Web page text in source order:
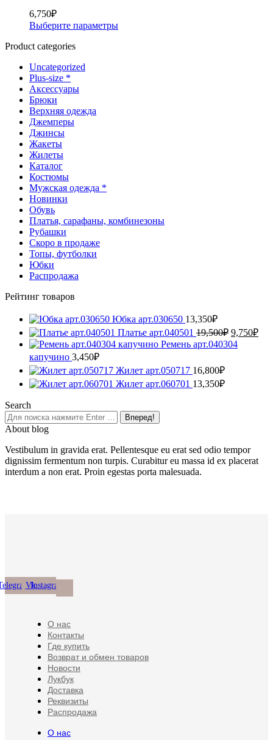
6,750₽
Выберите параметрыЭтот
Product categories
Uncategorized
Plus-size *
Аксессуары
Брюки
Верхняя одежда
Джемперы
Джинсы
Жакеты
Жилеты
Каталог
Костюмы
Мужская одежда *
Новинки
Обувь
Платья, сарафаны, комбинезоны
Рубашки
Скоро в продаже
Топы, футболки
Юбки
Распродажа
Рейтинг товаров
Юбка арт.030650 13,350₽
Платье арт.040501 19,500₽
цена
9,750₽
Ремень арт.040304
капучино 3,450₽
Жилет арт.050717 16,800₽
Жилет арт.060701 13,350₽
Search
Поиск:
About blog
Vestibulum in gravida erat. Pellentesque eu erat sed odio tempor
dignissim fermentum non turpis. Curabitur eu massa id ex placerat
interdum a non erat. Proin egestas porta malesuada.
VkInstagram
О нас
Контакты
Где купить
Возврат и обмен товаров
Новости
Лукбук
Доставка
Реквизиты
Распродажа
О нас